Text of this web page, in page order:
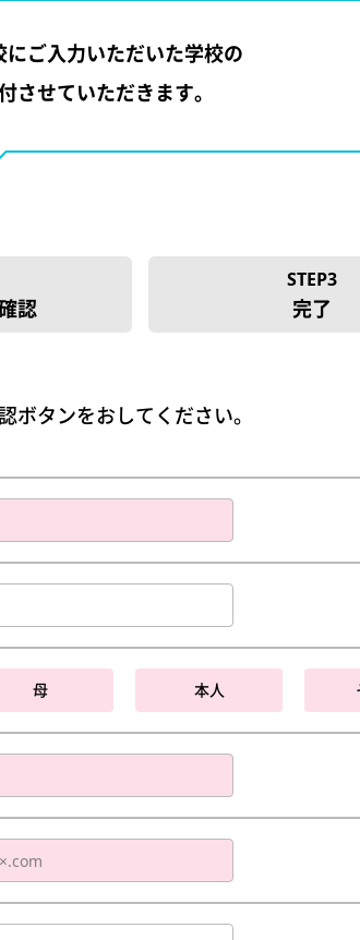
ご入力いただいた学校の
させていただきます。
認
STEP3
完了
ボタンをおしてください。
母 本人